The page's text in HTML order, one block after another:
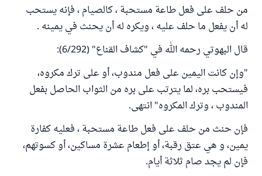
من حلف على فعل طاعة مستحبة ، كالصيام ، فإنه يستحب
له أن يفعل ما حلف عليه ، ويكره له أن يحنث في يمينه .
قال البهوتي رحمه الله في "كشاف القناع" (6/292):
"وإن كانت اليمين على فعل مندوب، أو على ترك مكروه،
فيستحب بره، لما يترتب على بره من الثواب الحاصل بفعل
المندوب ، وترك المكروه" انتهى.
فإن حنث من حلف على فعل طاعة مستحبة ، فعليه كفارة
يمين، و هي عتق رقبة، أو إطعام عشرة مساكين، أو كسوتهم،
فإن لم يجد صام ثلاثة أيام.